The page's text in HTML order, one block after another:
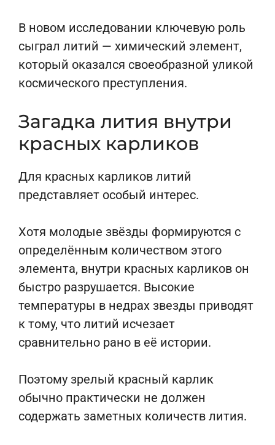
В новом исследовании ключевую роль
сыграл литий — химический элемент,
который оказался своеобразной уликой
космического преступления.
Загадка лития внутри
красных карликов
Для красных карликов литий
представляет особый интерес.
Хотя молодые звёзды формируются с
определённым количеством этого
элемента, внутри красных карликов он
быстро разрушается. Высокие
температуры в недрах звезды приводят
к тому, что литий исчезает
сравнительно рано в её истории.
Поэтому зрелый красный карлик
обычно практически не должен
содержать заметных количеств лития.